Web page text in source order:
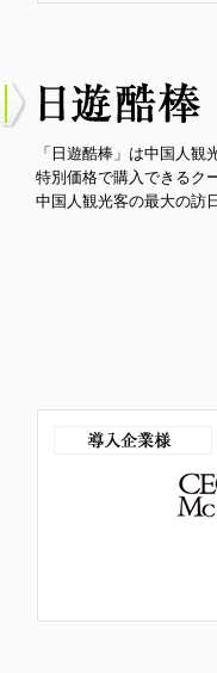
「日遊酷棒」は中国人
特別価格で購入できるク
中国人観光客の最大の訪